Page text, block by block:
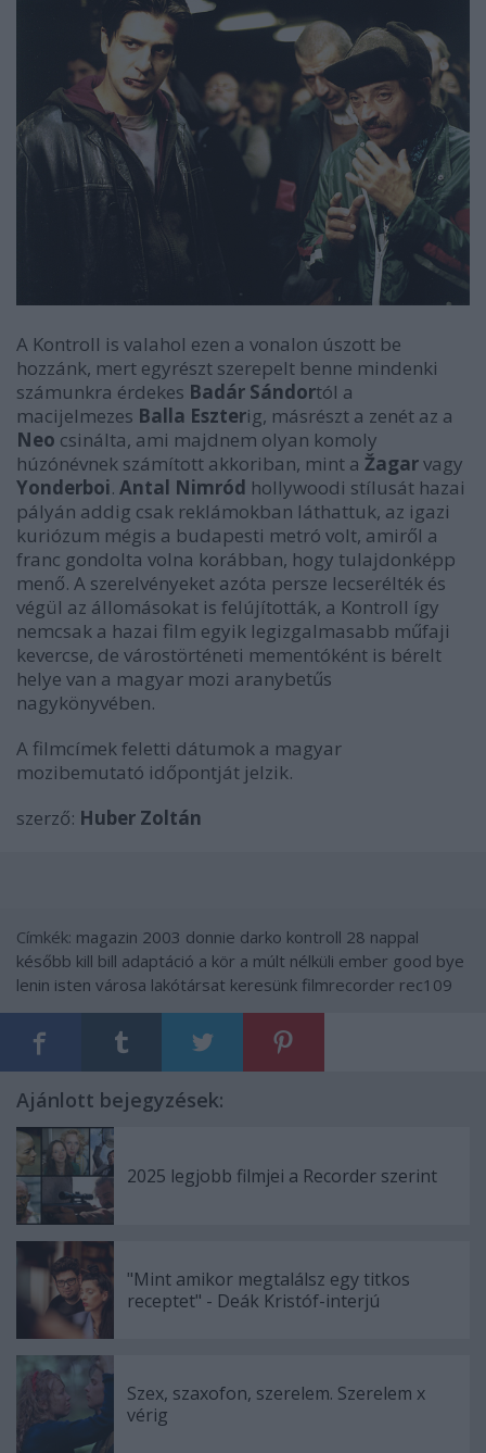
A Kontroll is valahol ezen a vonalon úszott be
hozzánk, mert egyrészt szerepelt benne mindenki
számunkra érdekes Badár Sándortól a
macijelmezes Balla Eszterig, másrészt a zenét az a
Neo csinálta, ami majdnem olyan komoly
húzónévnek számított akkoriban, mint a Žagarvagy
Yonderboi. Antal Nimród hollywoodi stílusát hazai
pályán addig csak reklámokban láthattuk, az igazi
kuriózum mégis a budapesti metró volt, amiről a
franc gondolta volna korábban, hogy tulajdonképp
menő. A szerelvényeket azóta persze lecserélték és
végül az állomásokat is felújították, a Kontroll így
nemcsak a hazai film egyik legizgalmasabb műfaji
kevercse, de várostörténeti mementóként is bérelt
helye van a magyar mozi aranybetűs
nagykönyvében.
A filmcímek feletti dátumok a magyar
mozibemutató időpontját jelzik.
szerző: Huber Zoltán
Címkék: magazin 2003 donnie darko kontroll 28 nappal
később kill bill adaptáció a kör a múlt nélküli ember good bye
lenin isten városa lakótársat keresünk filmrecorder rec109
Ajánlott bejegyzések:
2025 legjobb filmjei a Recorder szerint
"Mint amikor megtalálsz egy titkos
receptet" - Deák Kristóf-interjú
Szex, szaxofon, szerelem. Szerelem x
vérig